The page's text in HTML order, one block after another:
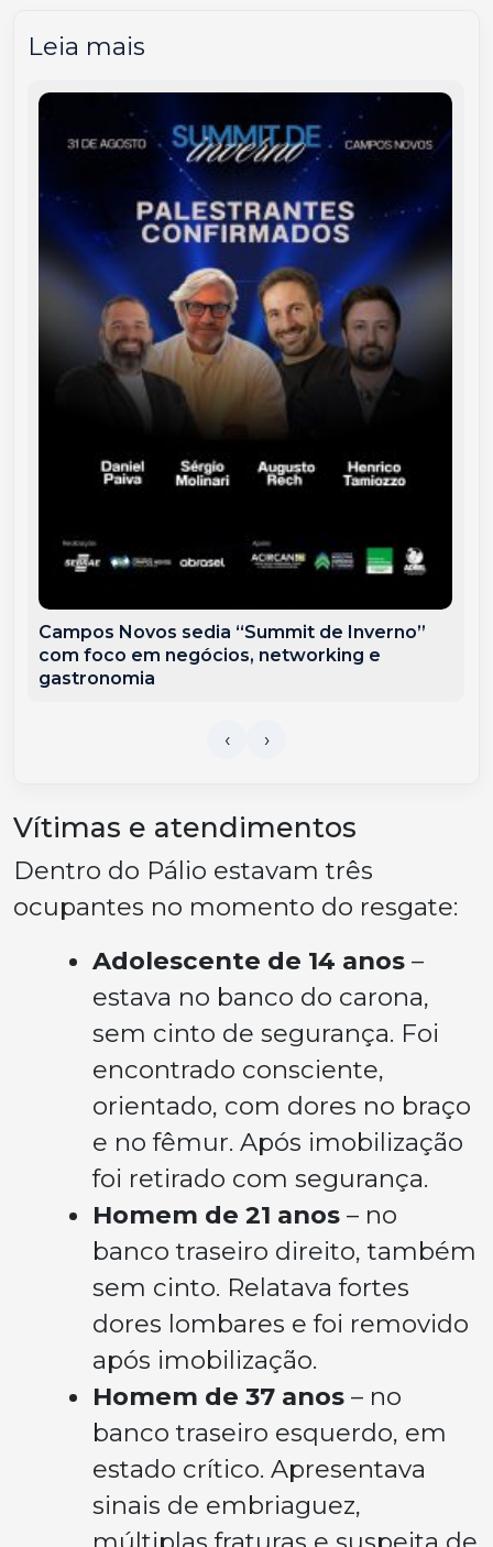
Leia mais
Campos Novos sedia “Summit de Inverno”
com foco em negócios, networking e
gastronomia
Vítimas e atendimentos
Dentro do Pálio estavam três
ocupantes no momento do resgate:
Adolescente de 14 anos –
estava no banco do carona,
sem cinto de segurança. Foi
encontrado consciente,
orientado, com dores no braço
e no fêmur. Após imobilização
foi retirado com segurança.
Homem de 21 anos – no
banco traseiro direito, também
sem cinto. Relatava fortes
dores lombares e foi removido
após imobilização.
Homem de 37 anos – no
banco traseiro esquerdo, em
estado crítico. Apresentava
sinais de embriaguez,